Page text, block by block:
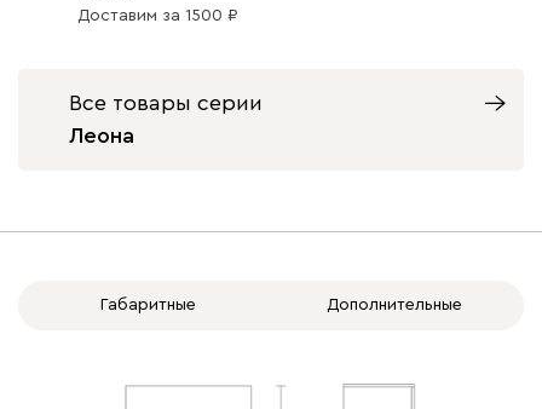
Доставим за 1500
Все товары серии
Леона
Габаритные Дополнительные